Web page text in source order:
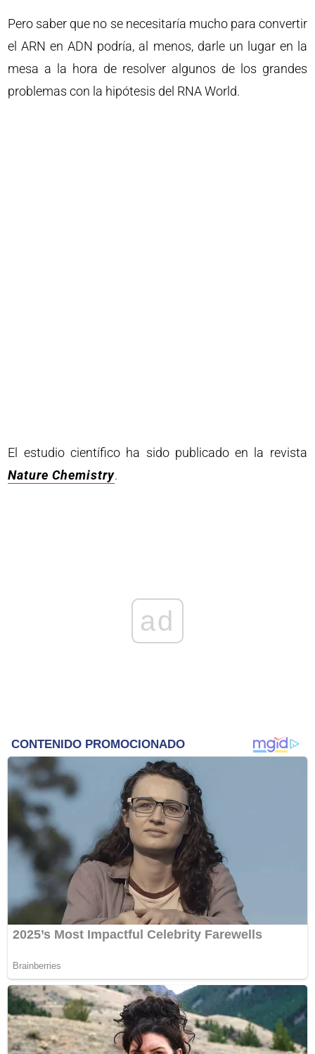
Pero saber que no se necesitaría mucho para convertir
el ARN en ADN podría, al menos, darle un lugar en la
mesa a la hora de resolver algunos de los grandes
problemas con la hipótesis del RNA World.
El estudio científico ha sido publicado en la revista
Nature Chemistry.
ad